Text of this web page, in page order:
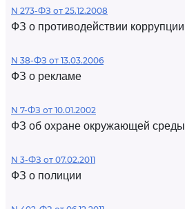
N 273-ФЗ от 25.12.2008
ФЗ о противодействии коррупции
N 38-ФЗ от 13.03.2006
ФЗ о рекламе
N 7-ФЗ от 10.01.2002
ФЗ об охране окружающей среды
N 3-ФЗ от 07.02.2011
ФЗ о полиции